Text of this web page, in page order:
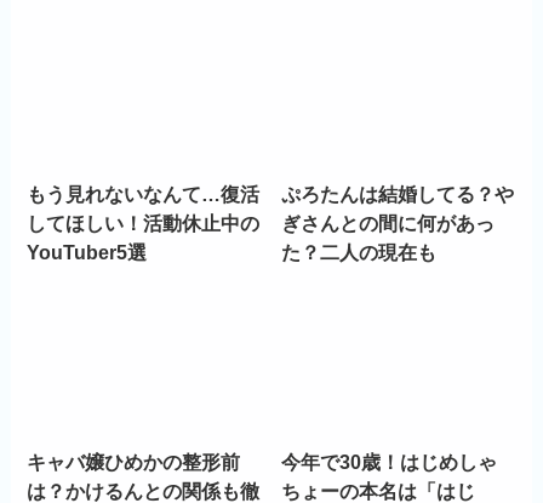
もう見れないなんて…復活
してほしい！活動休止中の
YouTuber5選
ぷろたんは結婚してる？や
ぎさんとの間に何があっ
た？二人の現在も
キャバ嬢ひめかの整形前
は？かけるんとの関係も徹
今年で30歳！はじめしゃ
ちょーの本名は「はじ